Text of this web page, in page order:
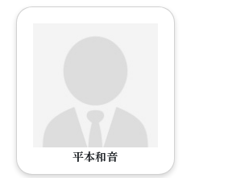
平本和音